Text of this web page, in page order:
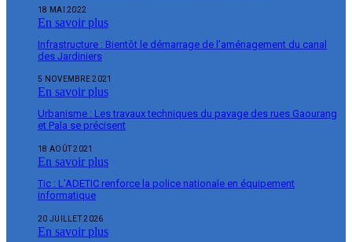
18 MAI 2022
En savoir plus
Infrastructure : Bientôt le démarrage de l’aménagement du canal
des Jardiniers
5 NOVEMBRE 2021
En savoir plus
Urbanisme : Les travaux techniques du pavage des rues Gaourang
et Pala se précisent
18 AOÛT 2021
En savoir plus
Tic : L’ADETIC renforce la police nationale en équipement
informatique
20 JUILLET 2026
En savoir plus